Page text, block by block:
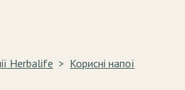
Herbalife Корисні напої